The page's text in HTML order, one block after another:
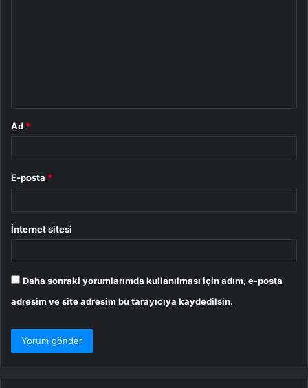
Ad *
E-posta *
İnternet sitesi
Daha sonraki yorumlarımda kullanılması için adım, e-posta
adresim ve site adresim bu tarayıcıya kaydedilsin.